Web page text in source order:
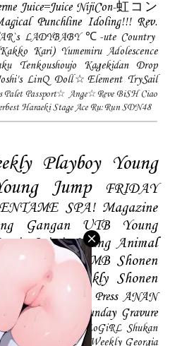
Juice=Juice NijiCon-虹コン
Punchline Idoling!!! Rev.
LADYBABY ℃-ute Country
Kari) Yumemiru Adolescence
Tenkoushoujo Kagekidan
Drop
LinQ Doll☆Element TrySail
Palet Passport☆ Ange☆Reve BiSH Ciao
Haraeki Stage Ace Ru:Run SDN48
Playboy Young
Jump
FRIDAY
ENTAME SPA! Magazine
Gangan UTB
Young
Spirtis Young Animal
BUBKA BOMB Shonen
Action
Weekly Shonen
BRODY Hustle Press ANAN
Young Sunday Gravure
My Girl Daily LoGiRL Shukan
Soccer Game King Weekly Georgia